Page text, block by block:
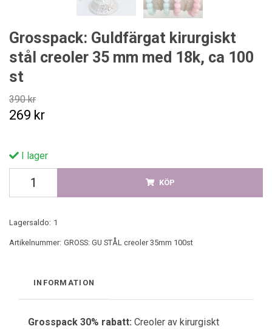
Grosspack: Guldfärgat kirurgiskt
stål creoler 35 mm med 18k, ca 100
st
390 kr
269 kr
I lager
KÖP
Lagersaldo: 1
Artikelnummer: GROSS: GU STÅL creoler 35mm 100st
INFORMATION
Grosspack 30% rabatt: Creoler av kirurgiskt